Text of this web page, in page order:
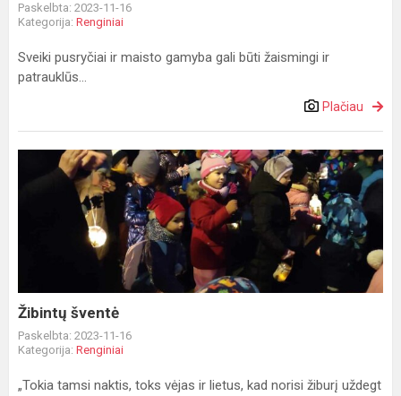
Paskelbta: 2023-11-16
Kategorija: Renginiai
Sveiki pusryčiai ir maisto gamyba gali būti žaismingi ir
patrauklūs...
Plačiau
Žibintų
Žibintų šventė
Paskelbta: 2023-11-16
Kategorija: Renginiai
„Tokia tamsi naktis, toks vėjas ir lietus, kad norisi žiburį uždegt